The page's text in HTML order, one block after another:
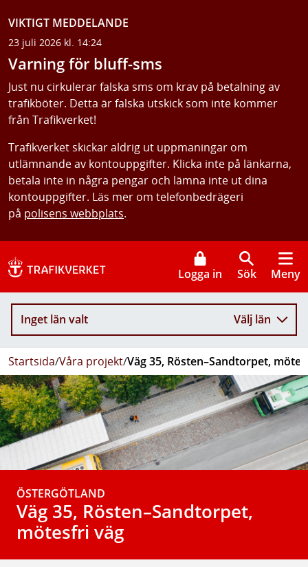
VIKTIGT MEDDELANDE
23 juli 2026 kl. 14:24
Varning för bluff-sms
Just nu cirkulerar falska sms om krav på betalning av
trafikböter. Detta är falska utskick som inte kommer
från Trafikverket!
Trafikverket skickar aldrig ut uppmaningar om
utlämnande av kontouppgifter. Klicka inte på länkarna,
betala inte in några pengar och lämna inte ut dina
kontouppgifter. Läs mer om telefonbedrägeri
på polisens webbplats.
Logga in Sök Meny
Inget län valt Välj län
Startsida/Våra projekt/Väg 35, Rösten–Sandtorpet,
ÖSTERGÖTLAND
Väg 35, Rösten–Sandtorpet,
mötesfri väg